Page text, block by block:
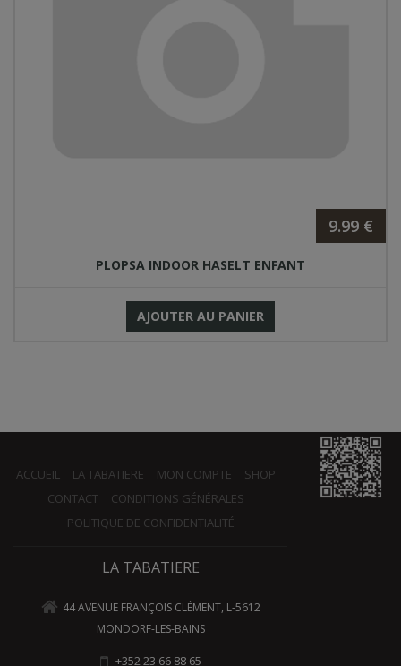
9.99 €
PLOPSA INDOOR HASELT ENFANT
AJOUTER AU PANIER
ACCUEIL LA TABATIERE MON COMPTE
SHOP
CONTACT
CONDITIONS GÉNÉRALES
POLITIQUE DE CONFIDENTIALITÉ
LA TABATIERE
44 AVENUE FRANÇOIS CLÉMENT, L-5612
MONDORF-LES-BAINS
+352 23 66 88 65